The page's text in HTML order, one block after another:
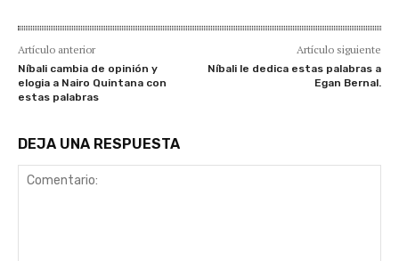
Artículo anterior
Níbali cambia de opinión y
elogia a Nairo Quintana con
estas palabras
Artículo siguiente
Níbali le dedica estas palabras a
Egan Bernal.
DEJA UNA RESPUESTA